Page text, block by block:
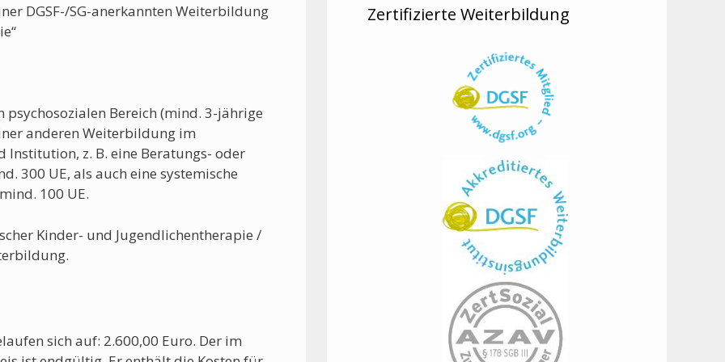
DGSF-/SG-anerkannten Weiterbildung
Bereich (mind. 3-jährige
anderen Weiterbildung im
Institution, z. B. eine Beratungs- oder
300 UE, als auch eine systemische
100 UE.
Kinder- und Jugendlichentherapie /
sich auf: 2.600,00 Euro. Der im
Zertifizierte Weiterbildung